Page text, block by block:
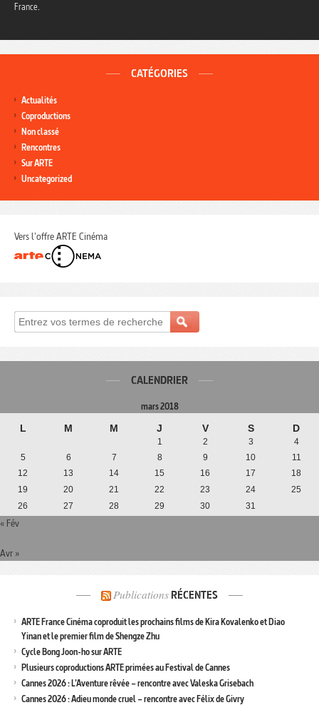
France.
CATÉGORIES
Actualités
Coproductions
Non classé
Rencontres
Sur ARTE
Uncategorized
Vers l'offre ARTE Cinéma
CALENDRIER
mars 2018
L M M J V S D
1 2 3
4
5
6 7 8 9 10
11
12
13 14 15 16 17
18
19
20 21 22 23 24
25
26
27 28 29 30 31
« Fév
Avr »
Publications RÉCENTES
ARTE France Cinéma coproduit les prochains films de Kira Kovalenko et Diao
Yinan et le premier film de Shengze Zhu
Cycle Bong Joon-ho sur ARTE
Plusieurs coproductions ARTE primées au Festival de Cannes
Cannes 2026 : L’Aventure rêvée – rencontre avec Valeska Grisebach
Cannes 2026 : Adieu monde cruel – rencontre avec Félix de Givry